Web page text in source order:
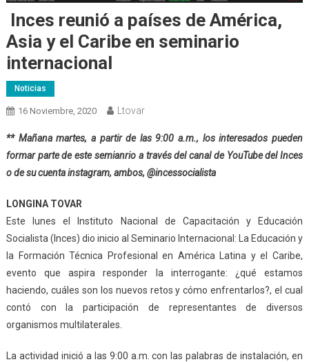
Inces reunió a países de América,
Asia y el Caribe en seminario
internacional
Noticias
16 Noviembre, 2020 Ltovar
** Mañana martes, a partir de las 9:00 a.m., los interesados pueden
formar parte de este semianrio a través del canal de YouTube del Inces
o de su cuenta instagram, ambos, @incessocialista
LONGINA TOVAR
Este lunes el Instituto Nacional de Capacitación y Educación
Socialista (Inces) dio inicio al Seminario Internacional: La Educación y
la Formación Técnica Profesional en América Latina y el Caribe,
evento que aspira responder la interrogante: ¿qué estamos
haciendo, cuáles son los nuevos retos y cómo enfrentarlos?, el cual
contó con la participación de representantes de diversos
organismos multilaterales.
La actividad inició a las 9:00 a.m. con las palabras de instalación, en